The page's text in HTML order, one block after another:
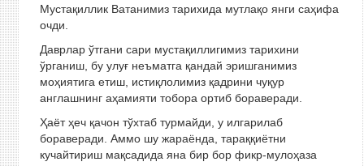
Мустақиллик Ватанимиз тарихида мутлақо янги саҳифа
очди.
Даврлар ўтгани сари мустақиллигимиз тарихини
ўрганиш, бу улуғ неъматга қандай эришганимиз
моҳиятига етиш, истиқлолимиз қадрини чуқур
англашнинг аҳамияти тобора ортиб бораверади.
Ҳаёт ҳеч қачон тўхтаб турмайди, у илгарилаб
бораверади. Аммо шу жараёнда, тараққиётни
кучайтириш мақсадида яна бир бор фикр-мулоҳаза